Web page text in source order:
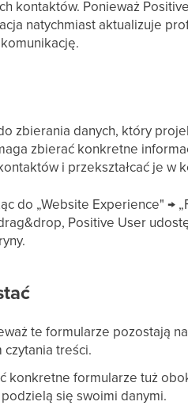
kontaktów. Ponieważ
natychmiast aktualizuje
zbierania danych, który
zbierać konkretne
i przekształcać je w
do „Website Experience" →
Positive User
te formularze pozostają
treści.
konkretne formularze tuż
się swoimi danymi.